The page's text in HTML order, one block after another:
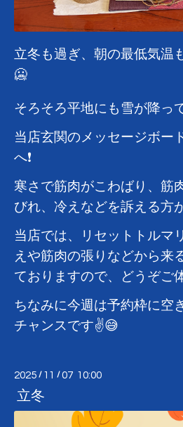
立冬も過ぎ、朝の最低気温
🥶
そろそろ平地にも雪が降っ
当店玄関のメッセージボー
へ❗
寒さで筋肉がこわばり、筋
びれ、冷えなどを訴える方
当店では、リセットトルマ
えや筋肉の張りなどから来
ておりますので、どうぞご
ちなみに今週は予約枠に空
チャンスです✌️😅
2025 / 11 /07 10:00
立冬